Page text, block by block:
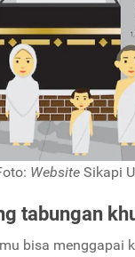
WebsiteSikapi
tabungan
bisa menggapai